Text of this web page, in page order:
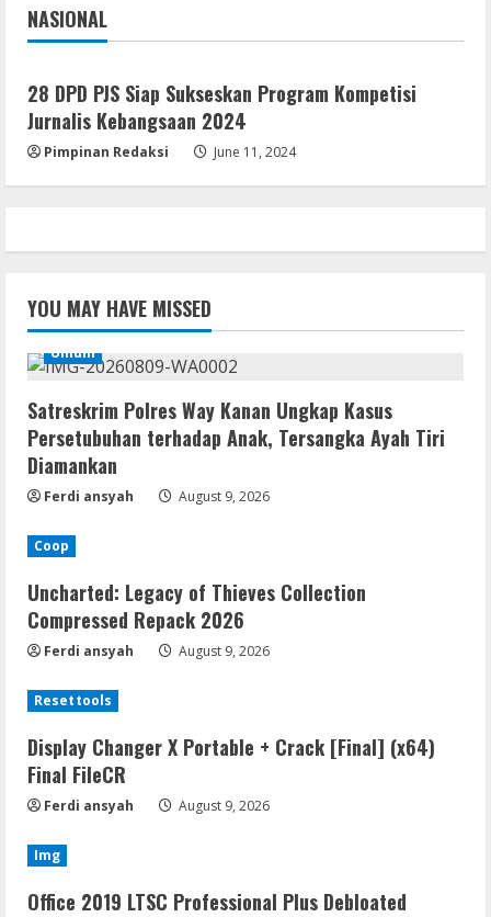
5
Virus] (x64) Reddit
August 8, 2026
NASIONAL
Jakarta
28 DPD PJS Siap Sukseskan Program Kompetisi
Jurnalis Kebangsaan 2024
Pimpinan Redaksi June 11, 2024
YOU MAY HAVE MISSED
Umum
Satreskrim Polres Way Kanan Ungkap Kasus
Persetubuhan terhadap Anak, Tersangka Ayah Tiri
Diamankan
Ferdi ansyah August 9, 2026
Coop
Uncharted: Legacy of Thieves Collection
Compressed Repack 2026
Ferdi ansyah August 9, 2026
Resettools
Display Changer X Portable + Crack [Final] (x64)
Final FileCR
Ferdi ansyah August 9, 2026
Img
Office 2019 LTSC Professional Plus Debloated